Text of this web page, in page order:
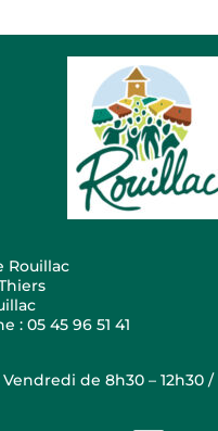
Rouillac
: 05 45 96 51 41
de 8h30 – 12h30 /